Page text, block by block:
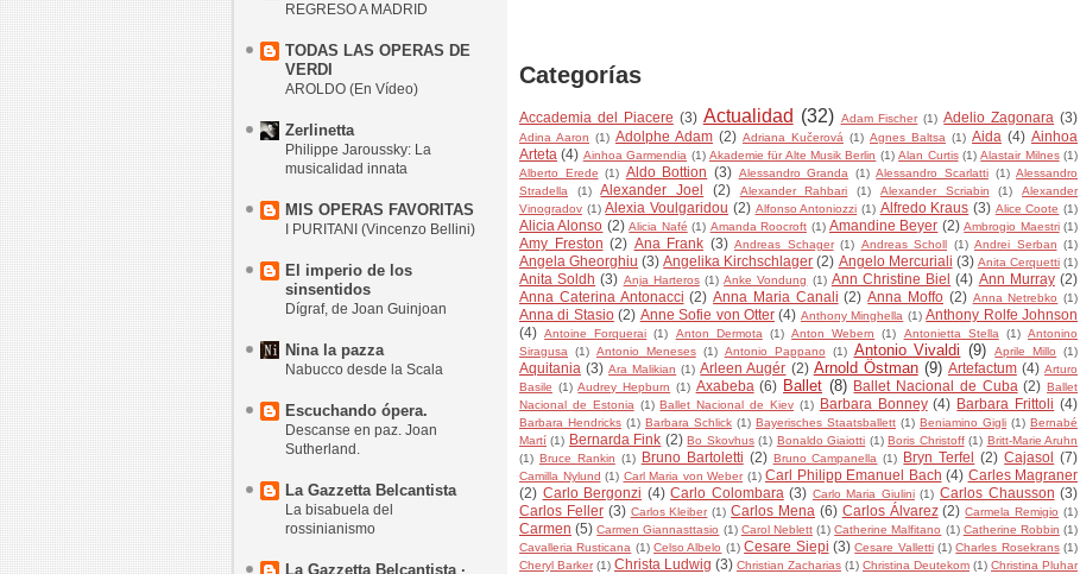
REGRESO A MADRID
TODAS LAS OPERAS DE
VERDI
AROLDO (En Vídeo)
Zerlinetta
Philippe Jaroussky: La
musicalidad innata
MIS OPERAS FAVORITAS
I PURITANI (Vincenzo Bellini)
El imperio de los
sinsentidos
Dígraf, de Joan Guinjoan
Nina la pazza
Nabucco desde la Scala
Escuchando ópera.
Descanse en paz. Joan
Sutherland.
La Gazzetta Belcantista
La bisabuela del
rossinianismo
La Gazzetta Belcantista ·
Categorías
Accademia del Piacere (3) Actualidad (32) Adam Fischer (1) Adelio Zagonara (3)
Adina Aaron (1) Adolphe Adam (2) Adriana Kučerová (1) Agnes Baltsa (1) Aida (4) Ainhoa
Arteta (4) Ainhoa Garmendia (1) Akademie für Alte Musik Berlin (1) Alan Curtis (1) Alastair Milnes (1)
Alberto Erede (1) Aldo Bottion (3) Alessandro Granda (1) Alessandro Scarlatti (1) Alessandro
Stradella
(1) Alexander Joel (2) Alexander Rahbari (1) Alexander Scriabin (1)
Alexander
Vinogradov (1) Alexia Voulgaridou (2) Alfonso Antoniozzi (1) Alfredo Kraus (3) Alice Coote (1)
Alicia Alonso (2) Alicia Nafé (1) Amanda Roocroft (1) Amandine Beyer (2) Ambrogio Maestri (1)
Amy Freston (2) Ana Frank (3) Andreas Schager (1) Andreas Scholl (1) Andrei Serban (1)
Angela Gheorghiu (3) Angelika Kirchschlager (2) Angelo Mercuriali (3) Anita Cerquetti (1)
Anita Soldh (3) Anja Harteros (1) Anke Vondung (1) Ann Christine Biel (4) Ann Murray (2)
Anna Caterina Antonacci (2) Anna Maria Canali (2) Anna Moffo (2) Anna Netrebko (1)
Anna di Stasio (2) Anne Sofie von Otter (4) Anthony Minghella (1) Anthony Rolfe Johnson
(4) Antoine Forquerai (1) Anton Dermota (1) Anton Webern (1) Antonietta Stella (1) Antonino
Siragusa (1) Antonio Meneses (1) Antonio Pappano (1) Antonio Vivaldi (9) Aprile Millo (1)
Aquitania (3) Ara Malikian (1) Arleen Augér (2) Arnold Östman (9) Artefactum (4) Arturo
Basile (1) Audrey Hepburn (1) Axabeba (6) Ballet (8) Ballet Nacional de Cuba (2) Ballet
Nacional de Estonia (1) Ballet Nacional de Kiev (1) Barbara Bonney (4) Barbara Frittoli (4)
Barbara Hendricks (1) Barbara Schlick (1) Bayerisches Staatsballett (1) Beniamino Gigli (1) Bernabé
Martí (1) Bernarda Fink (2) Bo Skovhus (1) Bonaldo Giaiotti (1) Boris Christoff (1) Britt-Marie Aruhn
(1) Bruce Rankin (1) Bruno Bartoletti (2) Bruno Campanella (1) Bryn Terfel (2) Cajasol (7)
Camilla Nylund (1) Carl Maria von Weber (1) Carl Philipp Emanuel Bach (4) Carles Magraner
(2) Carlo Bergonzi (4) Carlo Colombara (3) Carlo Maria Giulini (1) Carlos Chausson (3)
Carlos Feller (3) Carlos Kleiber (1) Carlos Mena (6) Carlos Álvarez (2) Carmela Remigio (1)
Carmen (5) Carmen Giannasttasio (1) Carol Neblett (1) Catherine Malfitano (1) Catherine Robbin (1)
Cavalleria Rusticana (1) Celso Albelo (1) Cesare Siepi (3) Cesare Valletti (1) Charles Rosekrans (1)
Cheryl Barker (1) Christa Ludwig (3) Christian Zacharias (1) Christina Deutekom (1) Christina Pluhar